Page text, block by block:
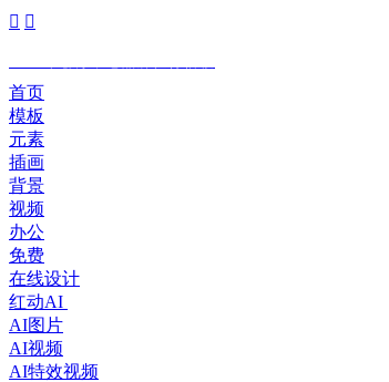
 
首页
模板
元素
插画
背景
视频
办公
免费
在线设计
红动AI
AI图片
AI视频
AI特效视频